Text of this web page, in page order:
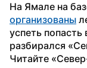
организованы
успеть
разбирался
Читайте